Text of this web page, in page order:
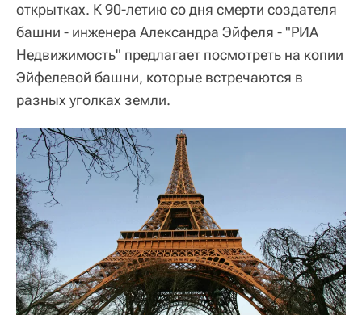
открытках. К 90-летию со дня смерти создателя
башни - инженера Александра Эйфеля - "РИА
Недвижимость" предлагает посмотреть на копии
Эйфелевой башни, которые встречаются в
разных уголках земли.